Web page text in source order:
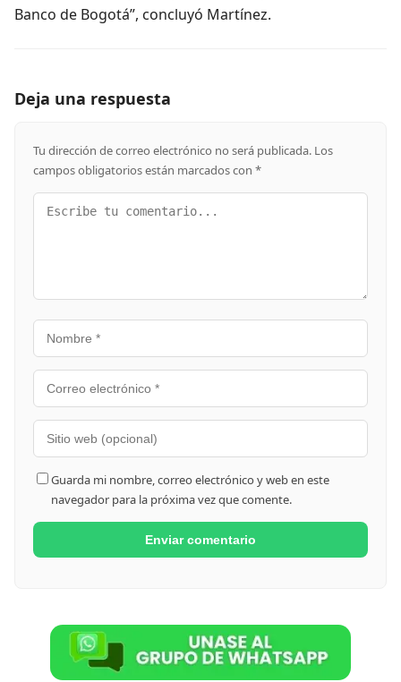
Banco de Bogotá”, concluyó Martínez.
Deja una respuesta
Tu dirección de correo electrónico no será publicada. Los
campos obligatorios están marcados con *
Guarda mi nombre, correo electrónico y web en este
navegador para la próxima vez que comente.